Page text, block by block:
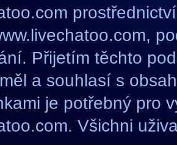
Přijetím těchto
a souhlasí s
je potřebný pro
Všichni